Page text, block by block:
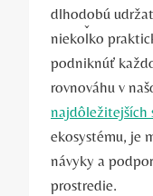
dlhodobú
niekoľko
podniknúť
rovnováhu v
najdôležitejších
ekosystému, je
návyky a
prostredie.